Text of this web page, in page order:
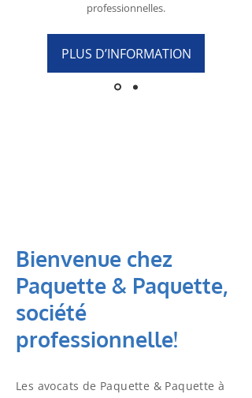
professionnelles.
PLUS D’INFORMATION
Bienvenue chez
Paquette & Paquette,
société
professionnelle!
​Les avocats de Paquette & Paquette à